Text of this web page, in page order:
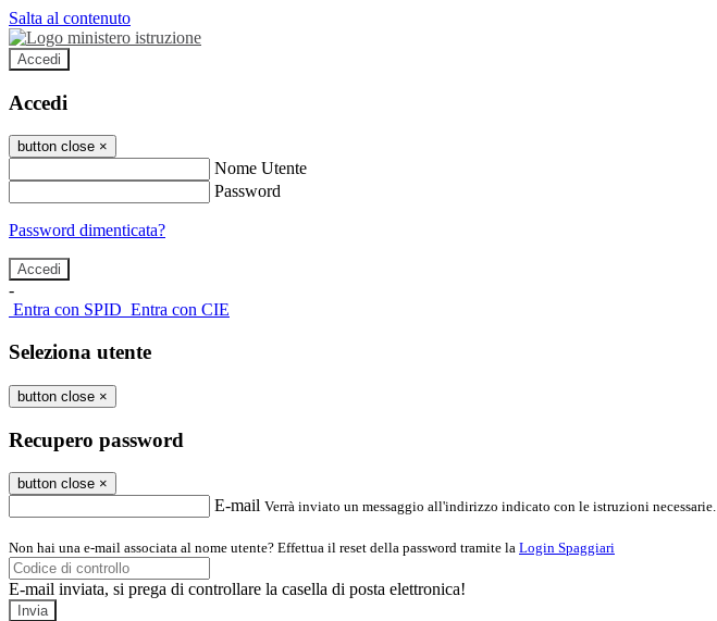
Salta al contenuto
Accedi
Accedi
button close ×
Nome Utente
Password
Password dimenticata?
-
Entra con SPID Entra con CIE
Seleziona utente
button close ×
Recupero password
button close ×
E-mail Verrà inviato un messaggio all'indirizzo indicato con le istruzioni necessarie.
Non hai una e-mail associata al nome utente? Effettua il reset della password tramite la Login Spaggiari
E-mail inviata, si prega di controllare la casella di posta elettronica!